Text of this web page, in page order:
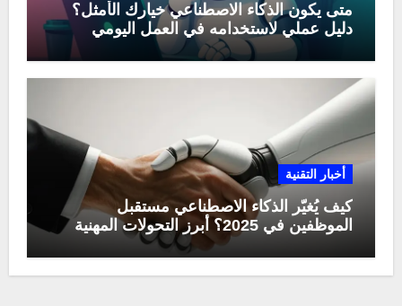
متى يكون الذكاء الاصطناعي خيارك الأمثل؟
دليل عملي لاستخدامه في العمل اليومي
أخبار التقنية
كيف يُغيّر الذكاء الاصطناعي مستقبل
الموظفين في 2025؟ أبرز التحولات المهنية